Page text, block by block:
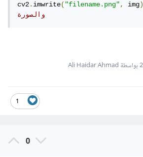
cv2.imwrite("filename.png", img)
والصورة
بواسطة Ali Haidar Ahmad
1
0